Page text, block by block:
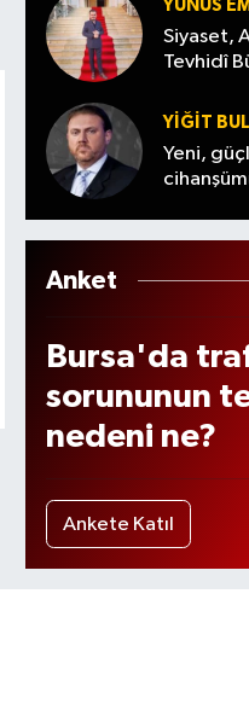
depo
sunda
sona
yaklaş
ıldı
YUNUS
Siyaset,
Tevhidî
YİĞİT
Yeni,
Anket
Bursa'da
sorununun
nedeni ne?
Ankete Katıl